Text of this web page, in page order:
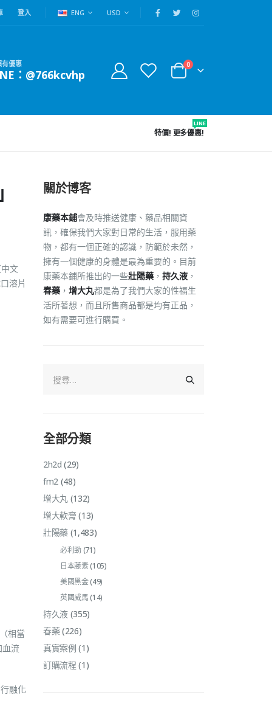
登入 ENG USD
有優惠
：@766kcvhp
0
特價! 更多優惠!
LINE
文
溶片
相當
流
融化
關於博客
康藥本鋪會及時推送健康、藥品相關資
訊，確保我們大家對日常的生活，服用藥
物，都有一個正確的認識，防範於未然，
擁有一個健康的身體是最為重要的。目前
康藥本鋪所推出的一些壯陽藥 ， 持久液 ，
春藥 ， 增大丸都是為了我們大家的性福生
活所著想，而且所售商品都是均有正品，
如有需要可進行購買。
全部分類
2h2d (29)
fm2(48)
增大丸(132)
增大軟膏 (13)
壯陽藥(1,483)
必利勁(71)
日本藤素(105)
美國黑金(49)
英國威馬(14)
持久液(355)
春藥(226)
真實案例 (1)
訂購流程 (1)